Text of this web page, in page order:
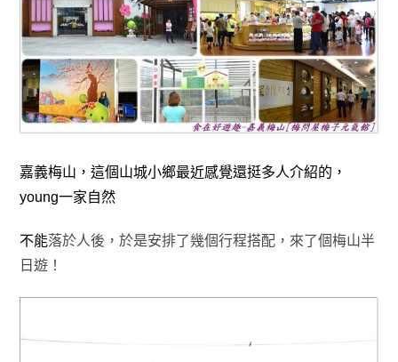
嘉義梅山，這個山城小鄉最近感覺還挺多人介紹的 ，
young一家自然
不能落於人後，於是安排了幾個行程搭配，來了個梅山半
日遊！